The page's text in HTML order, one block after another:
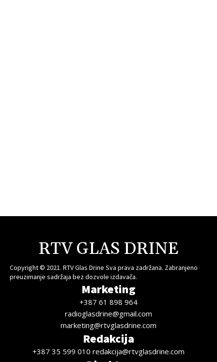
RTV GLAS DRINE
Copyright © 2021. RTV Glas Drine Sva prava zadržana. Zabranjeno
preuzimanje sadržaja bez dozvole izdavača.
Marketing
+387 61 898 964
radioglasdrine@gmail.com
marketing@rtvglasdrine.com
Redakcija
+387 35 599 010 redakcija@rtvglasdrine.com